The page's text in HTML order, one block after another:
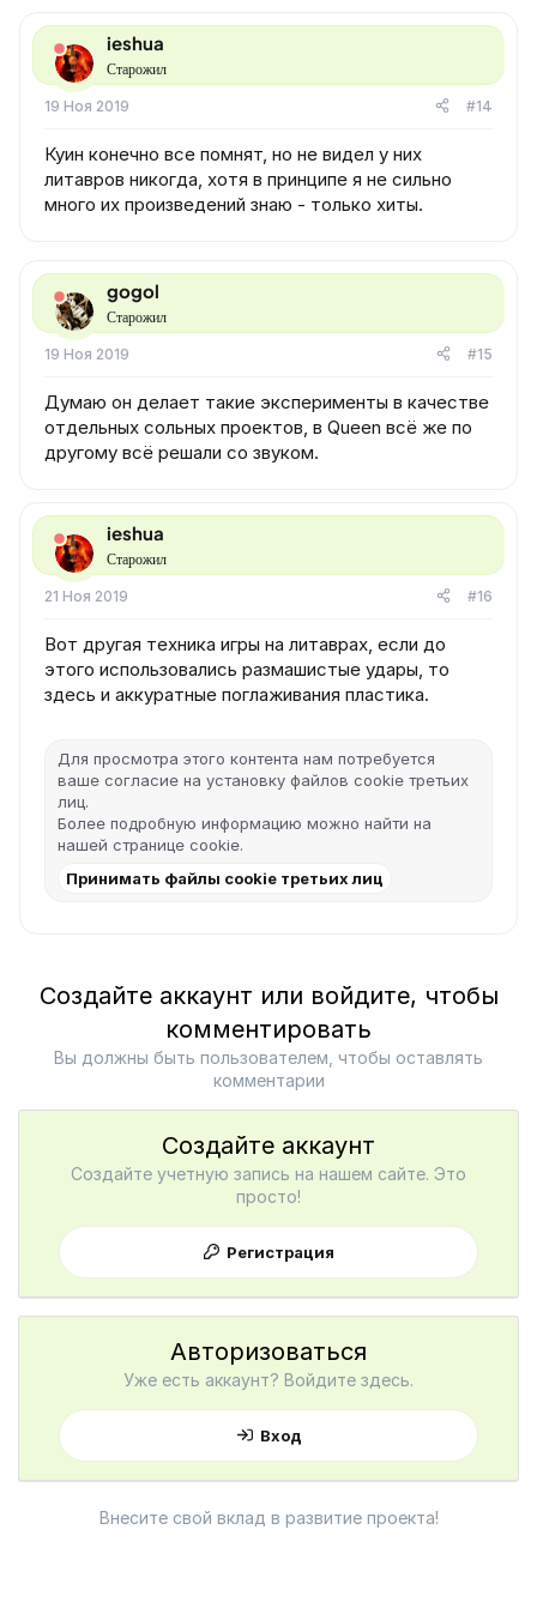
ieshua
Старожил
19 Ноя 2019 #14
Куин конечно все помнят, но не видел у них
литавров никогда, хотя в принципе я не сильно
много их произведений знаю - только хиты.
gogol
Старожил
19 Ноя 2019 #15
Думаю он делает такие эксперименты в качестве
отдельных сольных проектов, в Queen всё же по
другому всё решали со звуком.
ieshua
Старожил
21 Ноя 2019 #16
Вот другая техника игры на литаврах, если до
этого использовались размашистые удары, то
здесь и аккуратные поглаживания пластика.
Для просмотра этого контента нам потребуется
ваше согласие на установку файлов cookie третьих
лиц.
Более подробную информацию можно найти на
нашей странице cookie.
Принимать файлы cookie третьих лиц
Создайте аккаунт или войдите, чтобы
комментировать
Вы должны быть пользователем, чтобы оставлять
комментарии
Создайте аккаунт
Создайте учетную запись на нашем сайте. Это
просто!
Регистрация
Авторизоваться
Уже есть аккаунт? Войдите здесь.
Вход
Внесите свой вклад в развитие проекта!